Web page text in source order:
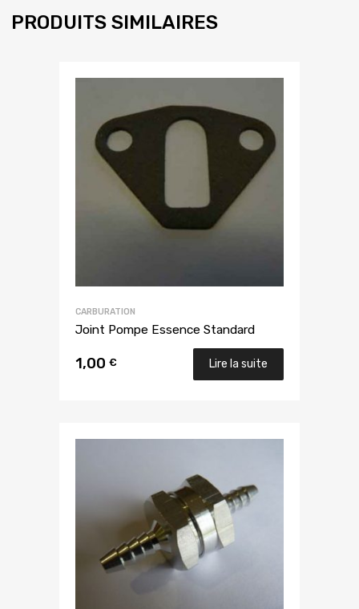
PRODUITS SIMILAIRES
CARBURATION
Joint Pompe Essence Standard
1,00 € Lire la suite